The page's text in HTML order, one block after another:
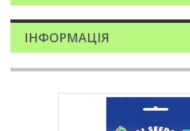
ІНФОРМАЦІЯ